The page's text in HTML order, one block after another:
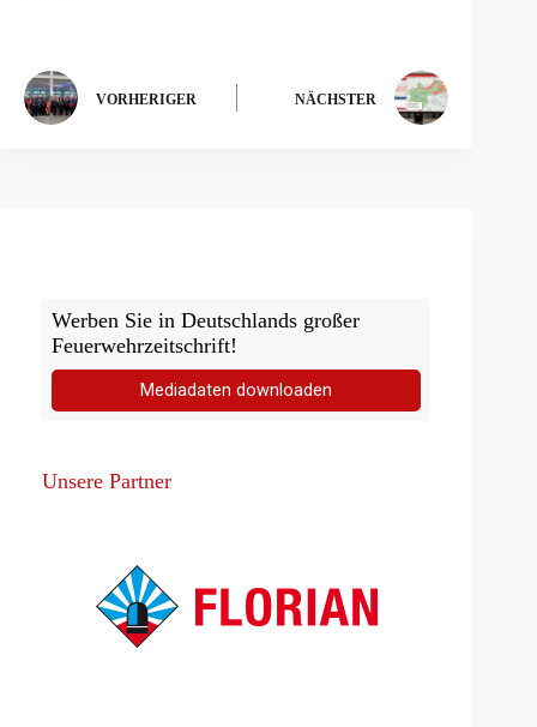
VORHERIGER NÄCHSTER
Werben Sie in Deutschlands großer
Feuerwehrzeitschrift!
Mediadaten downloaden
Unsere Partner